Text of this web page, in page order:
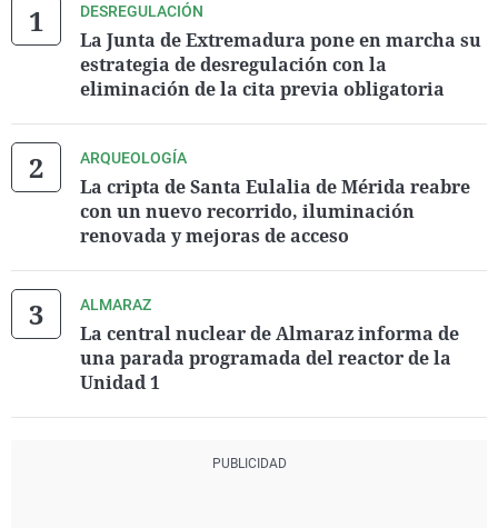
DESREGULACIÓN
La Junta de Extremadura pone en marcha su
estrategia de desregulación con la
eliminación de la cita previa obligatoria
ARQUEOLOGÍA
La cripta de Santa Eulalia de Mérida reabre
con un nuevo recorrido, iluminación
renovada y mejoras de acceso
ALMARAZ
La central nuclear de Almaraz informa de
una parada programada del reactor de la
Unidad 1